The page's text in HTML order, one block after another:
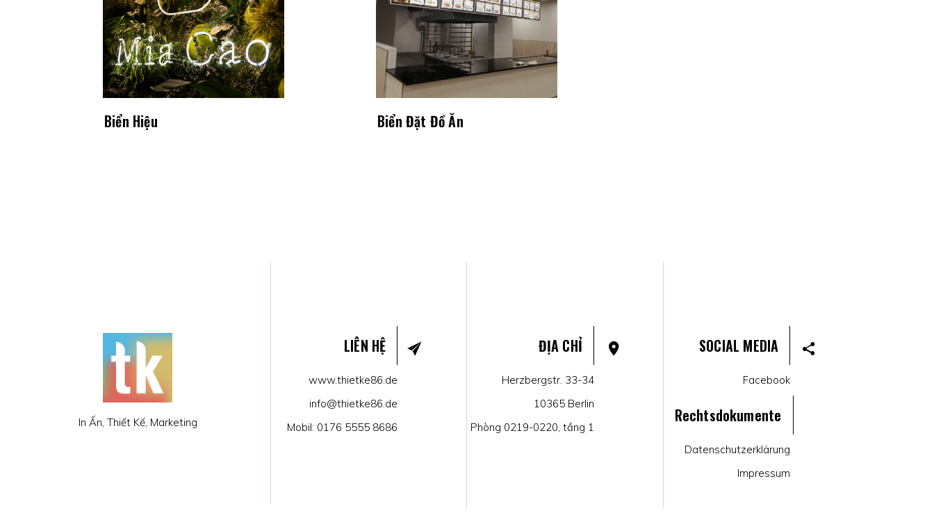
Biển Hiệu Biển Đặt Đồ Ăn
In Ấn, Thiết Kế, Marketing
LIÊN HỆ
www.thietke86.de
info@thietke86.de
Mobil: 0176 5555 8686
ĐỊA CHỈ
Herzbergstr. 33-34
10365 Berlin
Phòng 0219-0220, tầng 1
SOCIAL MEDIA
Facebook
Rechtsdokumente
Datenschutzerklärung
Impressum